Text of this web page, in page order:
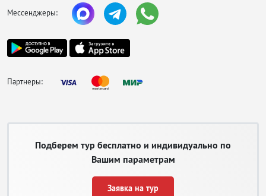
Мессенджеры:
Партнеры:
Подберем тур бесплатно и индивидуально по
Вашим параметрам
Заявка на тур